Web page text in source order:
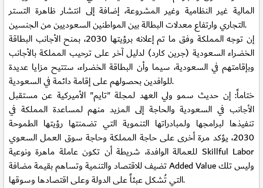
المالية غير النظامية وغير المشروعة، إضافة إلى انتشار ظاهرة التستر
التجاري وارتفاع معدلات البطالة بين المواطنين السعوديين من الجنسين.
إن توجه المملكة وفق ما تم إعلانه برؤيتها 2030، بمنح الأجانب البطاقة
الخضراء السعودية (جرين كارد) لدليل آخر على ترحيب المملكة بالأجانب
وبإقامتهم في السعودية، سيما وأن البطاقة الخضراء، ستتيح مزايا عديدة
للوافدين بحصولهم على إقامة دائمة في السعودية.
ختاماً: إن حديث سمو ولي العهد لمجلة "تايم" الأميركية عن مستقبل
الأجانب في السعودية والحاجة إلى المزيد منهم لمساعدة المملكة في
تنفيذها لبرامجها ولمبادراتها التنموية التي تضمنتها رؤيتها الطموحة
2030، يؤكد مرة أخرى على حاجة المملكة وحاجة سوق العمل السعوي
للعمالة الوافدة، شريطة أن تكون عاملة ماهرة ونوعية Skillful Labor
تضيف للاقتصاد والتنمية وتساهم بقيمة مضافة Added Value وليس تلك
التي تُشكل عبئاً على الدولة وعلى اقتصادها وسوقها.